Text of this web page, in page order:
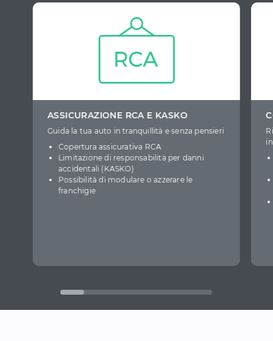
ASSICURAZIONE RCA E KASKO
Guida la tua auto in tranquillità e senza pensieri
Copertura assicurativa RCA
Limitazione di responsabilità per danni
accidentali (KASKO)
Possibilità di modulare o azzerare le
franchigie